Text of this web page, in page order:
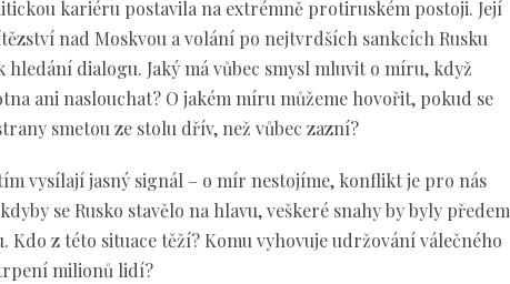
kariéru postavila na extrémně protiruském postoji. Její
nad Moskvou a volání po nejtvrdších sankcích Rusku
dialogu. Jaký má vůbec smysl mluvit o míru, když
ani naslouchat? O jakém míru můžeme hovořit, pokud se
smetou ze stolu dřív, než vůbec zazní?
vysílají jasný signál – o mír nestojíme, konflikt je pro nás
se Rusko stavělo na hlavu, veškeré snahy by byly předem
Kdo z této situace těží? Komu vyhovuje udržování válečného
milionů lidí?